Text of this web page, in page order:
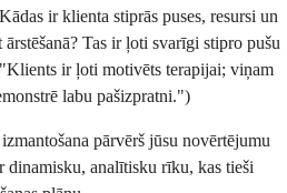
Kādas ir klienta stiprās puses, resursi un
Tas ir ļoti svarīgi stipro pušu
ir ļoti motivēts terapijai; viņam
labu pašizpratni.")
izmantošana pārvērš jūsu novērtējumu
dinamisku, analītisku rīku, kas tieši